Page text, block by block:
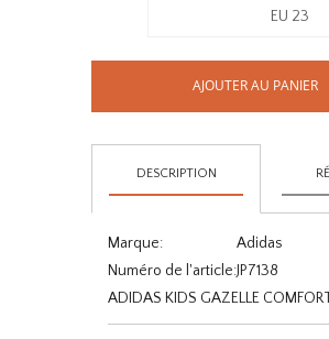
EU 23
AJOUTER AU PANIER
DESCRIPTION
Marque:
Adidas
Numéro de l'article:JP7138
ADIDAS KIDS GAZELLE